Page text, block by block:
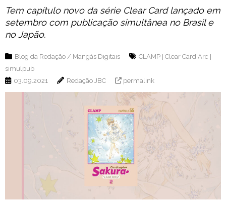
Tem capítulo novo da série Clear Card lançado em
setembro com publicação simultânea no Brasil e
no Japão.
Blog da Redação / Mangás Digitais CLAMP Clear Card Arc
simulpub
03.09.2021
Redação JBC permalink